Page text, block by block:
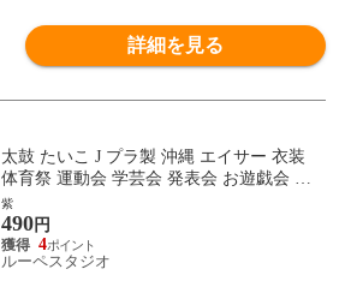
詳細を見る
太鼓 たいこ J プラ製 沖縄 エイサー 衣装
体育祭 運動会 学芸会 発表会 お遊戯会 ダ
ンス 体操 踊り 鳴り物 楽器 幼児 子供 キッ
ズ 小学生 おもちゃ 民謡 琉球 室内
紫
490円
4
ルーペスタジオ